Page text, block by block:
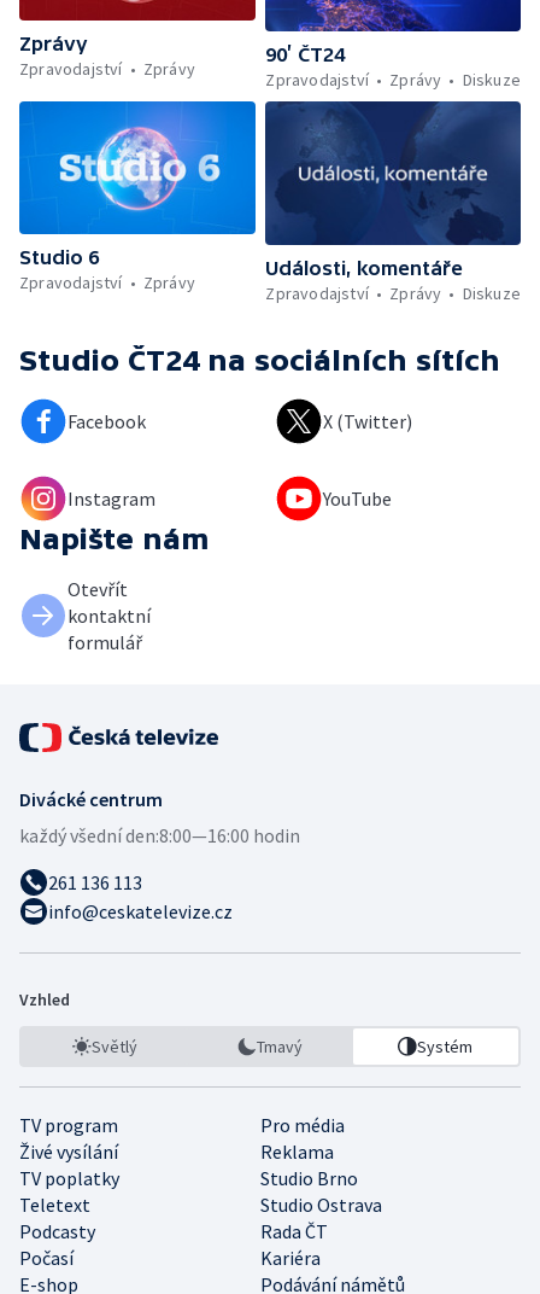
Zprávy
Zpravodajství
Zprávy
90’ ČT24
Zpravodajství
Zprávy Diskuze
Studio 6
Zpravodajství
Zprávy
Události, komentáře
Zpravodajství
Zprávy Diskuze
Studio ČT24 na sociálních sítích
Facebook X (Twitter)
Instagram YouTube
Napište nám
Otevřít
kontaktní
formulář
Divácké centrum
každý všední den:8:00—16:00 hodin
261 136 113
info@ceskatelevize.cz
Vzhled
Světlý Tmavý Systém
TV program
Pro média
Živé vysílání
Reklama
TV poplatky
Studio Brno
Teletext
Studio Ostrava
Podcasty
Rada ČT
Počasí
Kariéra
E-shop
Podávání námětů